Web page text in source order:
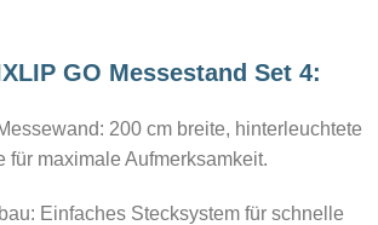
GO Messestand Set 4:
200 cm breite, hinterleuchtete
für maximale Aufmerksamkeit.
Einfaches Stecksystem für schnelle